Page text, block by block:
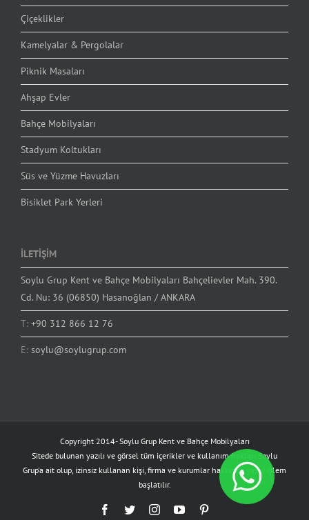
Çiçeklikler
Kamelyalar & Pergolalar
Piknik Masaları
Ahşap Evler
Bahçe Mobilyaları
Stadyum Koltukları
Süs ve Yüzme Havuzları
Bisiklet Park Yerleri
İLETİŞİM
Soylu Grup Kent ve Bahçe Mobilyaları Bahçelievler Mah. 390.
Cd. Nu: 36 (06850) Hasanoğlan / ANKARA
T: +90 312 866 12 76
E: soylu@soylugrup.com
Copyright 2014-Soylu Grup Kent ve Bahçe Mobilyaları
Sitede bulunan yazılı ve görsel tüm içerikler ve kullanım hakları Soylu
Grup'a ait olup, izinsiz kullanan kişi, firma ve kurumlar hakkında yasal işlem
başlatılır.
Facebook
TwitterInstagramYouTube